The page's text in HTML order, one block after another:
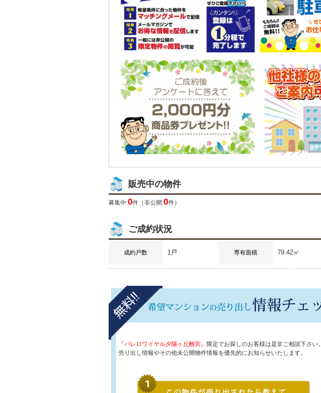
販売中の物件
募集中:0件（非公開:0件）
ご成約状況
成約戸数 1戸 専有面積 79.42㎡
『パレロワイヤル夕陽ヶ丘離宮』 限定でお探しのお客様は是非ご相談下さい。
売り出し情報やその他未公開物件情報を優先的にお知らせいたします。